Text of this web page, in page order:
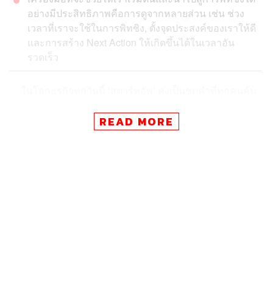
อย่างมีประสิทธิภาพคือการดูจากหลายส่วน เช่น ช่วง
เวลาที่เราจะใช้ในการพิทชิง, ตั้งจุดประสงค์ของเราให้ดี
และการสร้าง Next Action ให้เกิดขึ้นได้ในเวลาอัน
รวดเร็ว
มีแรงขับเคลื่อนที่รวดเร็ว แลดูน่าสนใจอยู่ไม่น้อย แม้หลาย
คนเลือกที่จะเฝ้ามองผู้ทำธุรกิจกลุ่มนี้อยู่ห่างๆ แต่อีกหลายคน
READ MORE